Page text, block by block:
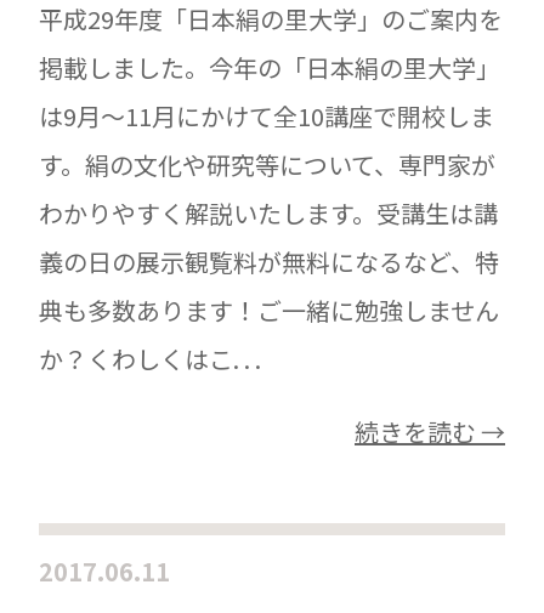
平成29年度「日本絹の里大学」のご案内を
掲載しました。今年の「日本絹の里大学」
は9月～11月にかけて全10講座で開校しま
す。絹の文化や研究等について、専門家が
わかりやすく解説いたします。受講生は講
義の日の展示観覧料が無料になるなど、特
典も多数あります！ご一緒に勉強しません
か？くわしくはこ. . .
続きを読む →
2017.06.11